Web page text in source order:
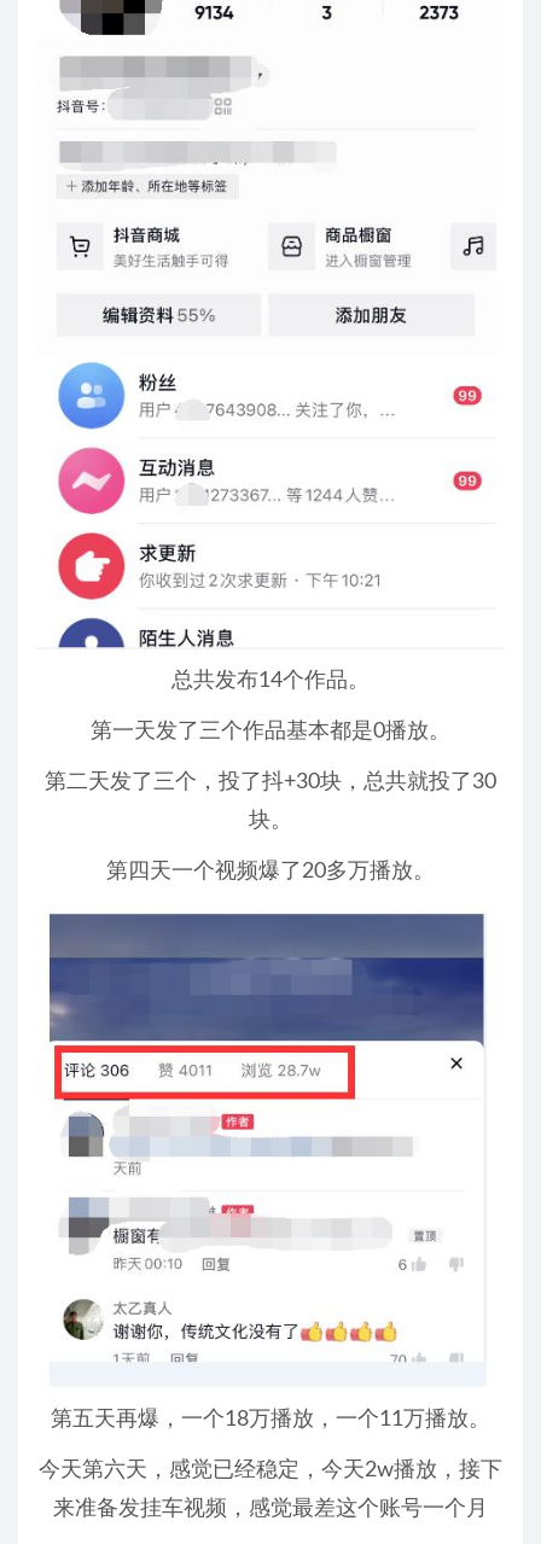
总共发布14个作品。
第一天发了三个作品基本都是0播放。
第二天发了三个，投了抖+30块，总共就投了30
块。
第四天一个视频爆了20多万播放。
第五天再爆，一个18万播放，一个11万播放。
今天第六天，感觉已经稳定，今天2w播放，接下
来准备发挂车视频，感觉最差这个账号一个月